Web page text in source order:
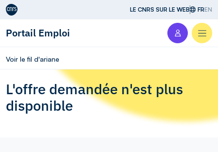
Aller au contenu LE CNRS SUR LE WEB FREN
Portail Emploi
Voir le fil d'ariane
L'offre demandée n'est plus
disponible